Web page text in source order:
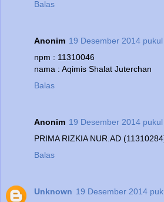
Balas
Anonim 19 Desember 2014
npm : 11310046
nama : Aqimis Shalat Juterchan
Balas
Anonim 19 Desember 2014
PRIMA RIZKIA NUR.AD
Balas
Unknown 19 Desember 2014